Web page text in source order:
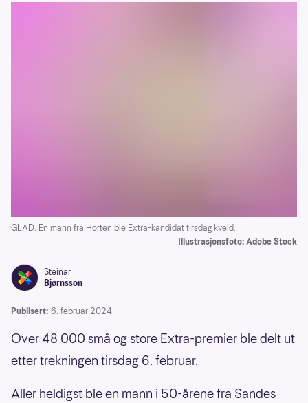
GLAD: En mann fra Horten ble Extra-kandidat tirsdag kveld.
Illustrasjonsfoto: Adobe Stock
Steinar
Bjørnsson
Publisert: 6. februar 2024
Over 48 000 små og store Extra-premier ble delt ut
etter trekningen tirsdag 6. februar.
Aller heldigst ble en mann i 50-årene fra Sandes